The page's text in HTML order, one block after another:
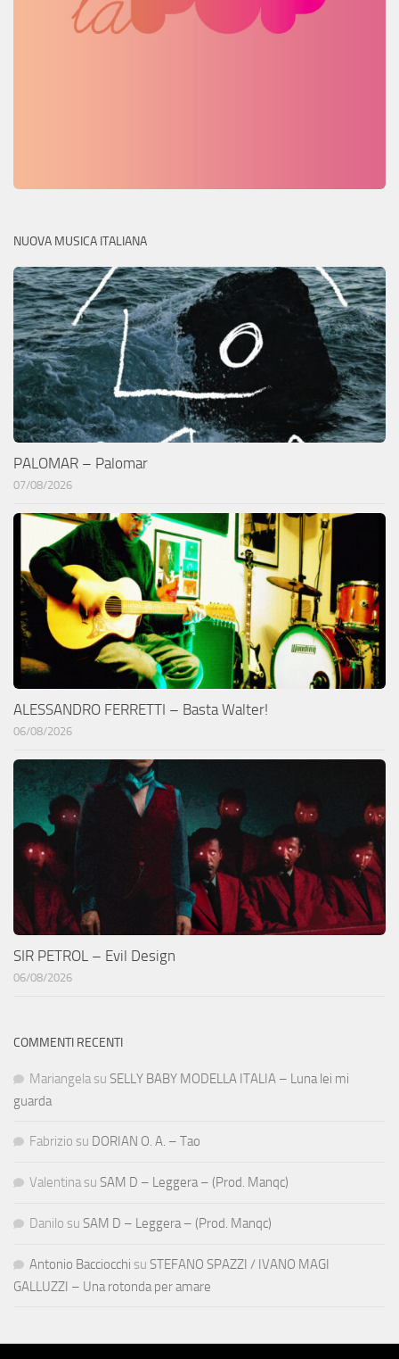
NUOVA MUSICA ITALIANA
PALOMAR – Palomar
07/08/2026
ALESSANDRO FERRETTI – Basta Walter!
06/08/2026
SIR PETROL – Evil Design
06/08/2026
COMMENTI RECENTI
Mariangela su SELLY BABY MODELLA ITALIA – Luna lei mi
guarda
Fabrizio su DORIAN O. A. – Tao
Valentina su SAM D – Leggera – (Prod. Manqc)
Danilo su SAM D – Leggera – (Prod. Manqc)
Antonio Bacciocchi su STEFANO SPAZZI / IVANO MAGI
GALLUZZI – Una rotonda per amare